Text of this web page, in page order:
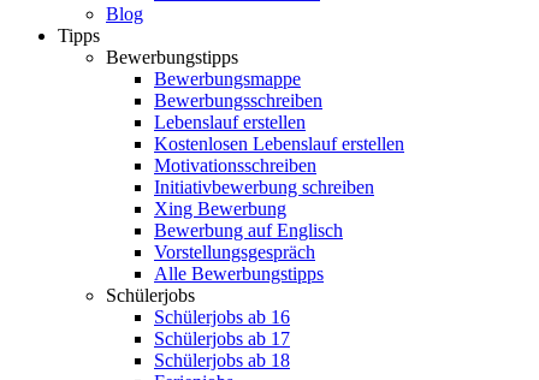
Blog
Tipps
Bewerbungstipps
Bewerbungsmappe
Bewerbungsschreiben
Lebenslauf erstellen
Kostenlosen Lebenslauf erstellen
Motivationsschreiben
Initiativbewerbung schreiben
Xing Bewerbung
Bewerbung auf Englisch
Vorstellungsgespräch
Alle Bewerbungstipps
Schülerjobs
Schülerjobs ab 16
Schülerjobs ab 17
Schülerjobs ab 18